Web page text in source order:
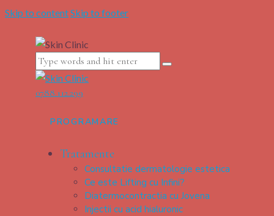
Skip to contentSkip to footer
0788.112.299
PROGRAMARE
Tratamente
Consultatie dermatologie estetica
Ce este Lifting cu Infini?
Diatermocontractia cu Jovena
Injectii cu acid hialuronic